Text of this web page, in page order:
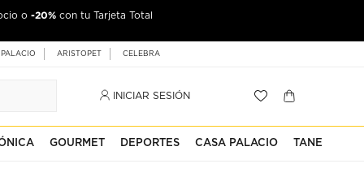
o -20% con tu Tarjeta Total
ARISTOPET CELEBRA
INICIAR SESIÓN
GOURMET DEPORTES CASA PALACIO TANE